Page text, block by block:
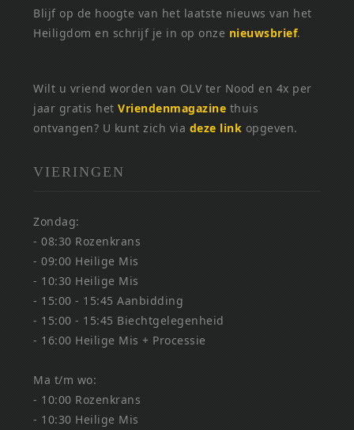
Blijf op de hoogte van het laatste nieuws van het
Heiligdom en schrijf je in op onze nieuwsbrief.
Wilt u vriend worden van OLV ter Nood en 4x per
jaar gratis hetVriendenmagazine thuis
ontvangen? U kunt zich via deze link opgeven.
VIERINGEN
Zondag:
- 08:30 Rozenkrans
- 09:00 Heilige Mis
- 10:30 Heilige Mis
- 15:00 - 15:45 Aanbidding
- 15:00 - 15:45 Biechtgelegenheid
- 16:00 Heilige Mis + Processie
Ma t/m wo:
- 10:00 Rozenkrans
- 10:30 Heilige Mis